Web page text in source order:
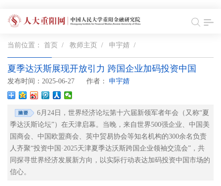
当前位置： 首页 / 教师主页 / 申宇婧 /
夏季达沃斯展现开放引力 跨国企业加码投资中国
发布时间：2025-06-27 作者： 申宇婧
6月24日，世界经济论坛第十六届新领军者年会（又称“夏
季达沃斯论坛”）在天津启幕。当晚，来自世界500强企业、中国美
国商会、中国欧盟商会、英中贸易协会等知名机构的300余名负责
人齐聚“投资中国·2025天津夏季达沃斯跨国企业领袖交流会”，共
同探寻世界经济发展新方向，以实际行动表达加码投资中国市场的
信心。